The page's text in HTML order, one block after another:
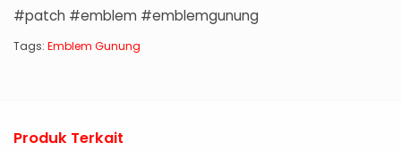
#patch #emblem #emblemgunung
Tags: Emblem Gunung
Produk Terkait